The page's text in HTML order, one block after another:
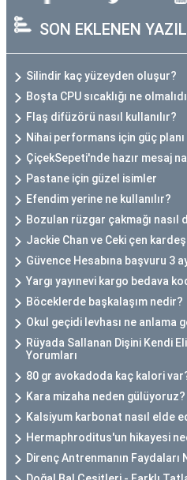
SON EKLENEN
Silindir kaç yüzeyden oluşur?
Boşta CPU sıcaklığı ne
Flaş difüzörü nasıl kullanılır?
Nihai performans için güç planı
ÇiçekSepeti'nde hazır mesaj
Pastane için güzel isimler
Efendim yerine ne kullanılır?
Bozulan rüzgar çakmağı nasıl
Jackie Chan ve Ceki çen
Güvence Hesabına başvuru 3
Yargı yayınevi kargo bedava
Böceklerde başkalaşım nedir?
Okul geçidi levhası ne anlama
Rüyada Sallanan Dişini Kendi
Yorumları
80 gr avokadoda kaç kalori
Kara mizaha neden gülüyoruz?
Kalsiyum karbonat nasıl elde
Hermaphroditus'un hikayesi
Direnç Antrenmanın Faydaları